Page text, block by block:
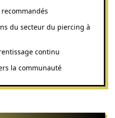
du secteur du piercing à
continu
la communauté